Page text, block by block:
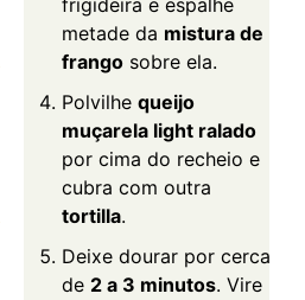
frigideira e espalhe
metade da mistura de
frango sobre ela.
Polvilhe queijo
muçarela light ralado
por cima do recheio e
cubra com outra
tortilla.
Deixe dourar por cerca
de 2 a 3 minutos. Vire